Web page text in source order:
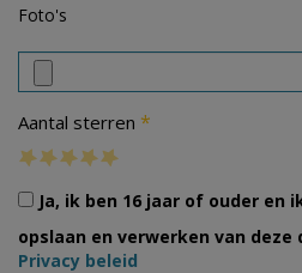
Foto's
Aantal sterren *
Ja, ik ben 16 jaar of ouder en
opslaan en verwerken van deze
Privacy beleid